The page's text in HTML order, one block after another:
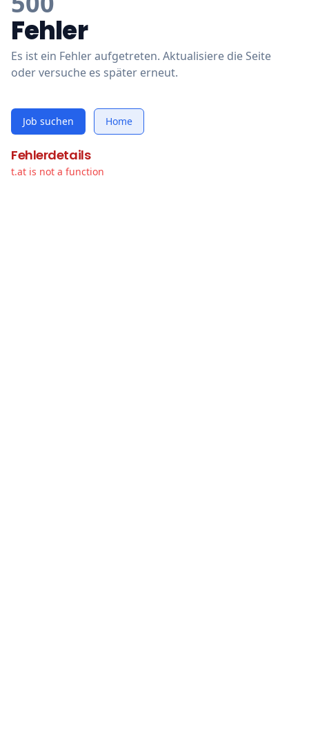
Fehler
Es ist ein Fehler aufgetreten. Aktualisiere die Seite
oder versuche es später erneut.
Job suchen Home
Fehlerdetails
t.at is not a function